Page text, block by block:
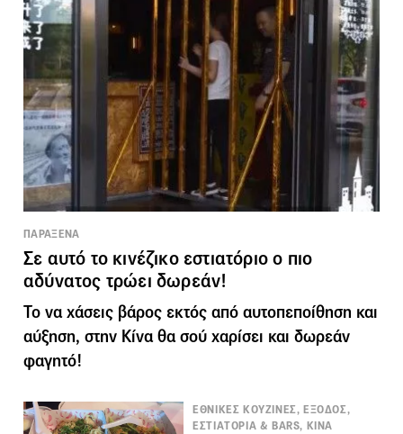
ΠΑΡΑΞΕΝΑ
Σε αυτό το κινέζικο εστιατόριο ο πιο
αδύνατος τρώει δωρεάν!
Το να χάσεις βάρος εκτός από αυτοπεποίθηση και
αύξηση, στην Κίνα θα σού χαρίσει και δωρεάν
φαγητό!
ΕΘΝΙΚΕΣ ΚΟΥΖΙΝΕΣ, ΕΞΟΔΟΣ,
ΕΣΤΙΑΤΟΡΙΑ & BARS, ΚΙΝΑ